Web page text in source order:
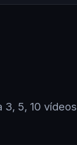
3, 5, 10 vídeos